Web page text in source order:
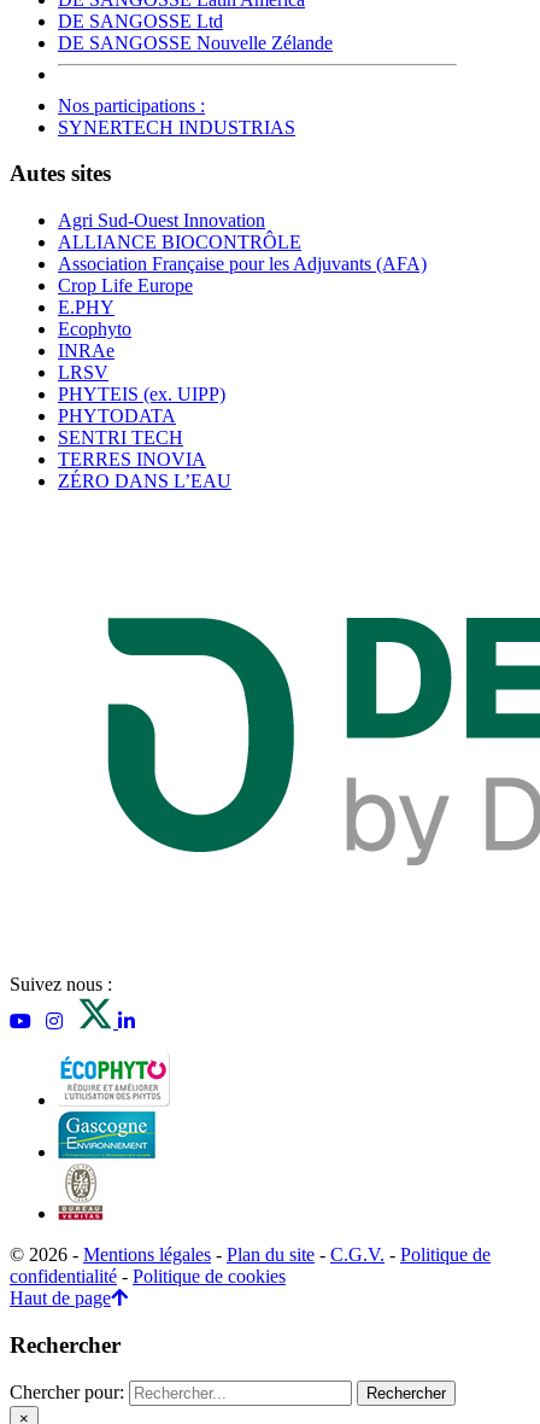
DE SANGOSSE Ltd
DE SANGOSSE Nouvelle Zélande
Nos participations :
SYNERTECH INDUSTRIAS
Autes sites
Agri Sud-Ouest Innovation
ALLIANCE BIOCONTRÔLE
Association Française pour les Adjuvants (AFA)
Crop Life Europe
E.PHY
Ecophyto
INRAe
LRSV
PHYTEIS (ex. UIPP)
PHYTODATA
SENTRI TECH
TERRES INOVIA
ZÉRO DANS L’EAU
Suivez nous :
© 2026 - Mentions légales - Plan du site - C.G.V. - Politique de
confidentialité - Politique de cookies
Haut de page
Rechercher
Chercher pour:
×